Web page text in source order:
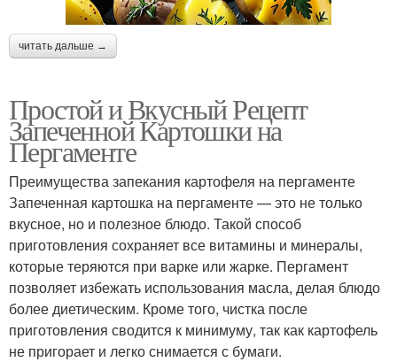
читать дальше →
Простой и Вкусный Рецепт
Запеченной Картошки на
Пергаменте
Преимущества запекания картофеля на пергаменте
Запеченная картошка на пергаменте — это не только
вкусное, но и полезное блюдо. Такой способ
приготовления сохраняет все витамины и минералы,
которые теряются при варке или жарке. Пергамент
позволяет избежать использования масла, делая блюдо
более диетическим. Кроме того, чистка после
приготовления сводится к минимуму, так как картофель
не пригорает и легко снимается с бумаги.